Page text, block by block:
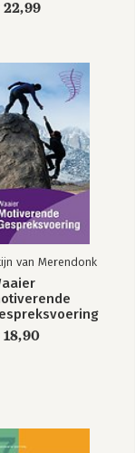
22,99
van Merendonk